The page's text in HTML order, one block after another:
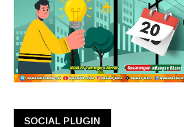
SOCIAL PLUGIN